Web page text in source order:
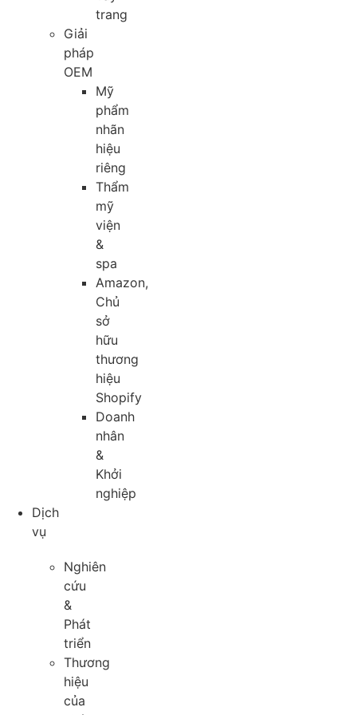
trang
Giải
pháp
OEM
Mỹ
phẩm
nhãn
hiệu
riêng
Thẩm
mỹ
viện
&
spa
Amazon,
Chủ
sở
hữu
thương
hiệu
Shopify
Doanh
nhân
&
Khởi
nghiệp
Dịch
vụ
Nghiên
cứu
&
Phát
triển
Thương
hiệu
của